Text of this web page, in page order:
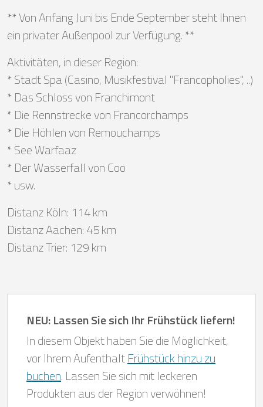
** Von Anfang Juni bis Ende September steht Ihnen
ein privater Außenpool zur Verfügung. **
Aktivitäten, in dieser Region:
* Stadt Spa (Casino, Musikfestival "Francopholies", ..)
* Das Schloss von Franchimont
* Die Rennstrecke von Francorchamps
* Die Höhlen von Remouchamps
* See Warfaaz
* Der Wasserfall von Coo
* usw.
Distanz Köln: 114 km
Distanz Aachen: 45 km
Distanz Trier: 129 km
NEU: Lassen Sie sich Ihr Frühstück liefern!
In diesem Objekt haben Sie die Möglichkeit,
vor Ihrem AufenthaltFrühstück hinzu zu
buchen. Lassen Sie sich mit leckeren
Produkten aus der Region verwöhnen!